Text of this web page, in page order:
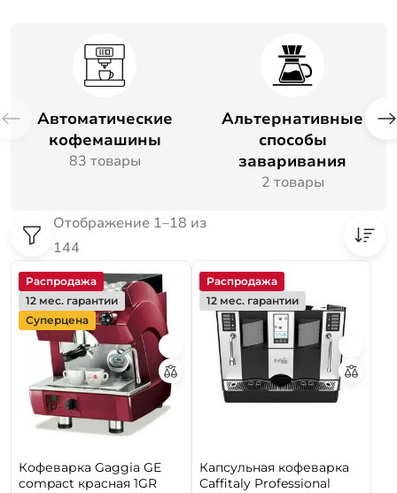
бытовую технику для вашей кухни. В случаи
необходимости сервисного ремонта вы сможете
Автоматические
кофемашины
83 товары
Альтернативные
способы
заваривания
2 товары
Отображение 1–18 из
144
Распродажа
12 мес. гарантии
Суперцена
Кофеварка Gaggia GE
compact красная 1GR
Распродажа
12 мес. гарантии
Капсульная кофеварка
Caffitaly Professional